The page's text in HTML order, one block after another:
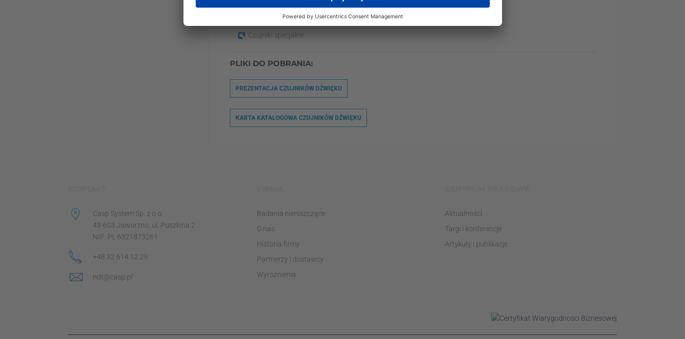
Czujniki ID
Czujniki wałów korbowych
Czujniki specjalne
PLIKI DO POBRANIA:
PREZENTACJA CZUJNIKÓW DŹWIĘKU
KARTA KATALOGOWA CZUJNIKÓW DŹWIĘKU
Casp System Sp. z o.o.
43-603 Jaworzno, ul. Puszkina 2
NIP: PL 6321873261
+48 32 614 12 29
ndt@casp.pl
Badania nieniszczące
O nas
Historia firmy
Partnerzy i dostawcy
Wyróżnienia
Aktualności
Targi i konferencje
Artykuły i publikacje